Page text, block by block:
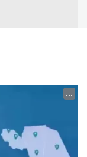
...